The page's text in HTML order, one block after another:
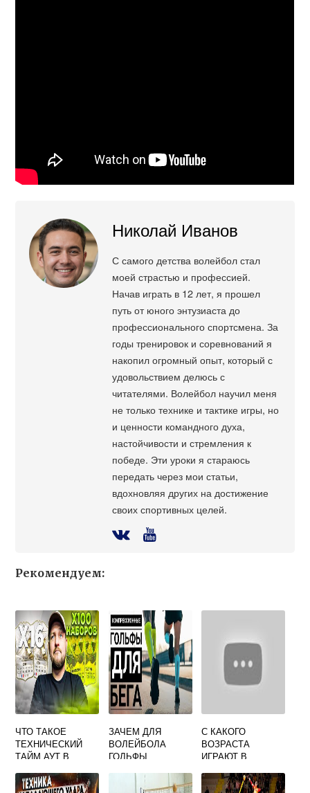
Николай Иванов
С самого детства волейбол стал
моей страстью и профессией.
Начав играть в 12 лет, я прошел
путь от юного энтузиаста до
профессионального спортсмена. За
годы тренировок и соревнований я
накопил огромный опыт, который с
удовольствием делюсь с
читателями. Волейбол научил меня
не только технике и тактике игры, но
и ценности командного духа,
настойчивости и стремления к
победе. Эти уроки я стараюсь
передать через мои статьи,
вдохновляя других на достижение
своих спортивных целей.
Рекомендуем:
ЧТО ТАКОЕ
ТЕХНИЧЕСКИЙ
ТАЙМ АУТ В
ЗАЧЕМ ДЛЯ
ВОЛЕЙБОЛА
ГОЛЬФЫ
С КАКОГО
ВОЗРАСТА
ИГРАЮТ В